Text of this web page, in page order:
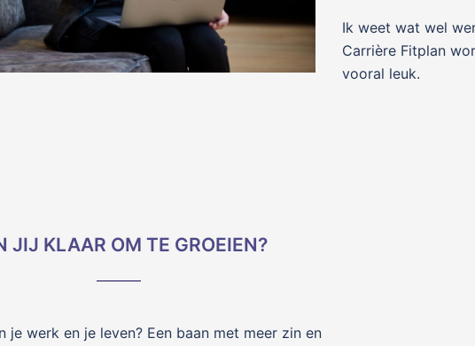
Ik weet wat wel
Carrière Fitplan
vooral leuk.
JIJ KLAAR OM TE GROEIEN?
je werk en je leven? Een baan met meer zin en